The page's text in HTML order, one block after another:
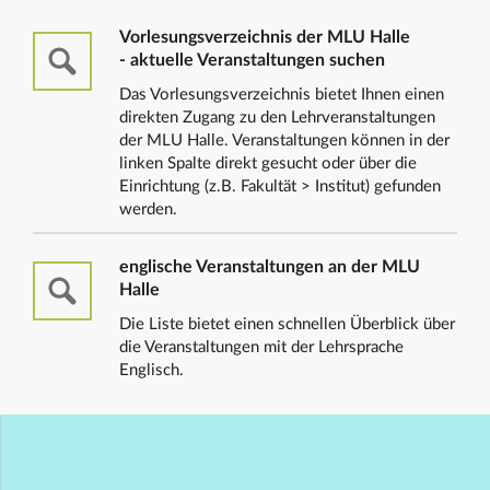
Vorlesungsverzeichnis der MLU Halle
- aktuelle Veranstaltungen suchen
Das Vorlesungsverzeichnis bietet Ihnen einen
direkten Zugang zu den Lehrveranstaltungen
der MLU Halle. Veranstaltungen können in der
linken Spalte direkt gesucht oder über die
Einrichtung (z.B. Fakultät > Institut) gefunden
werden.
englische Veranstaltungen an der MLU
Halle
Die Liste bietet einen schnellen Überblick über
die Veranstaltungen mit der Lehrsprache
Englisch.